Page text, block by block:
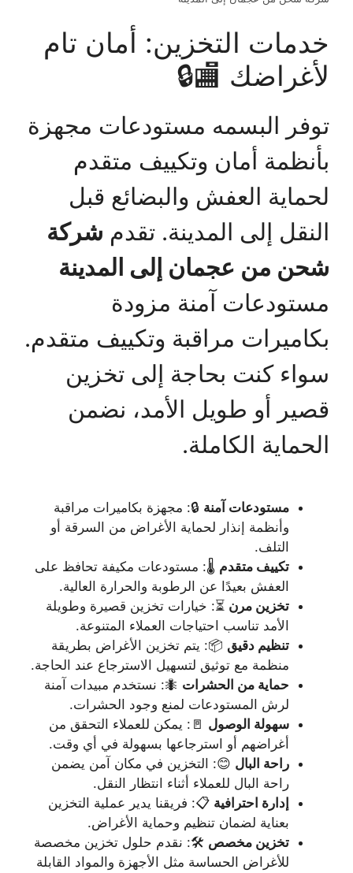
خدمات التخزين: أمان تام
لأغراضك 🏬🔒
توفر البسمه مستودعات مجهزة
بأنظمة أمان وتكييف متقدم
لحماية العفش والبضائع قبل
النقل إلى المدينة. تقدم شركة
شحن من عجمان إلى المدينة
مستودعات آمنة مزودة
بكاميرات مراقبة وتكييف متقدم.
سواء كنت بحاجة إلى تخزين
قصير أو طويل الأمد، نضمن
الحماية الكاملة.
مستودعات آمنة 🔒: مجهزة بكاميرات مراقبة
وأنظمة إنذار لحماية الأغراض من السرقة أو
التلف.
تكييف متقدم 🌡️: مستودعات مكيفة تحافظ على
العفش بعيدًا عن الرطوبة والحرارة العالية.
تخزين مرن ⏳: خيارات تخزين قصيرة وطويلة
الأمد تناسب احتياجات العملاء المتنوعة.
تنظيم دقيق 📦: يتم تخزين الأغراض بطريقة
منظمة مع توثيق لتسهيل الاسترجاع عند الحاجة.
حماية من الحشرات 🐜: نستخدم مبيدات آمنة
لرش المستودعات لمنع وجود الحشرات.
سهولة الوصول 🚪: يمكن للعملاء التحقق من
أغراضهم أو استرجاعها بسهولة في أي وقت.
راحة البال 😊: التخزين في مكان آمن يضمن
راحة البال للعملاء أثناء انتظار النقل.
إدارة احترافية 📋: فريقنا يدير عملية التخزين
بعناية لضمان تنظيم وحماية الأغراض.
تخزين مخصص 🛠️: نقدم حلول تخزين مخصصة
للأغراض الحساسة مثل الأجهزة والمواد القابلة